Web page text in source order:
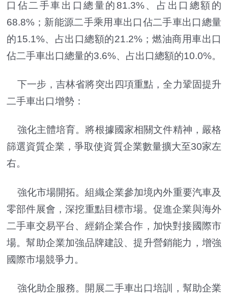
口佔二手車出口總量的81.3%、占出口總額的
68.8%；新能源二手乘用車出口佔二手車出口總量
的15.1%、占出口總額的21.2%；燃油商用車出口
佔二手車出口總量的3.6%、占出口總額的10.0%。
下一步，吉林省將突出四項重點，全力鞏固提升
二手車出口增勢：
強化主體培育。將根據國家相關文件精神，嚴格
篩選資質企業，爭取使資質企業數量擴大至30家左
右。
強化市場開拓。組織企業參加境內外重要汽車及
零部件展會，深挖重點目標市場。促進企業與海外
二手車交易平台、經銷企業合作，加快對接國際市
場。幫助企業加強品牌建設、提升營銷能力，增強
國際市場競爭力。
強化助企服務。開展二手車出口培訓，幫助企業